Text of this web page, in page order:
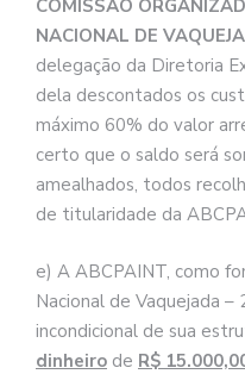
COMISSÃO
NACIONAL DE
delegação da Diretoria
dela descontados os
máximo 60% do valor
certo que o saldo será
amealhados, todos
de titularidade da
e) A ABCPAINT, como
Nacional de Vaquejada
incondicional de sua
dinheiro de R$